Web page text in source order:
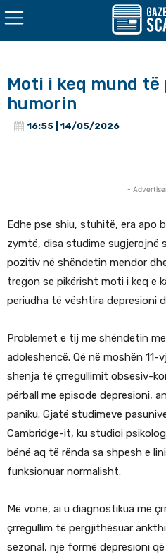
Moti i keq mund
humorin
16:55 | 14/05/2026
-
Edhe pse shiu, stuhitë, era apo
zymtë, disa studime sugjerojnë
pozitiv në shëndetin mendor
tregon se pikërisht moti i keq e
periudha të vështira depresioni
Problemet e tij me shëndetin
adoleshencë. Që në moshën
shenja të çrregullimit obsesiv-
përball me episode depresioni,
paniku. Gjatë studimeve
Cambridge-it, ku studioi
bënë aq të rënda sa shpesh e
funksionuar normalisht.
Më vonë, ai u diagnostikua me
çrregullim të përgjithësuar
sezonal, një formë depresioni